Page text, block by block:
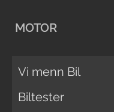
MOTOR
Vi menn Bil
Biltester